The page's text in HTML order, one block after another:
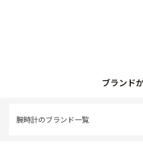
ブランド
腕時計のブランド一覧